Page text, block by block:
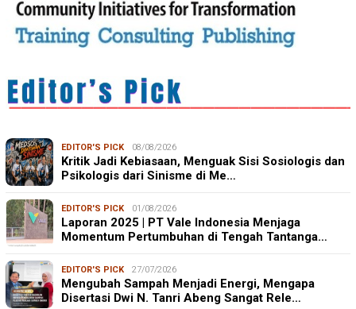
EDITOR'S PICK 08/08/2026
Kritik Jadi Kebiasaan, Menguak Sisi Sosiologis dan
Psikologis dari Sinisme di Me…
EDITOR'S PICK 01/08/2026
Laporan 2025 | PT Vale Indonesia Menjaga
Momentum Pertumbuhan di Tengah Tantanga…
EDITOR'S PICK 27/07/2026
Mengubah Sampah Menjadi Energi, Mengapa
Disertasi Dwi N. Tanri Abeng Sangat Rele…